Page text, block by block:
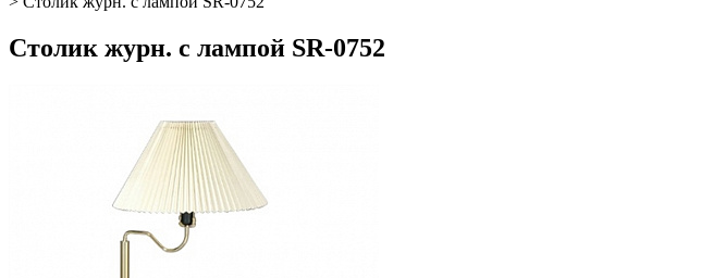
Столик журн. с лампой SR-0752